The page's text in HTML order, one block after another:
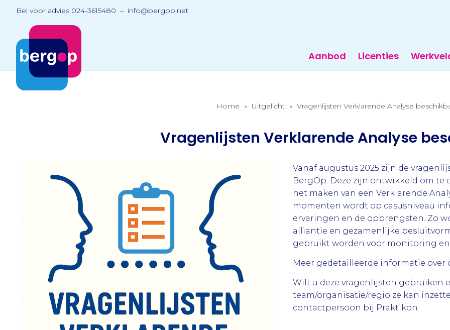
Bel voor advies 024-3615480 – info@bergop.net
Aanbod Licenties
Home » Uitgelicht » Vragenlijsten Verklarende Analyse
Vragenlijsten Verklarende Analyse
Vanaf augustus 2025 zijn de
BergOp. Deze zijn ontwikkeld om
het maken van een Verklarende
momenten wordt op casusniveau
ervaringen en de opbrengsten. Zo
alliantie en gezamenlijke
gebruikt worden voor monitoring
Meer gedetailleerde informatie over
Wilt u deze vragenlijsten gebruiken
team/organisatie/regio ze kan
contactpersoon bij Praktikon.